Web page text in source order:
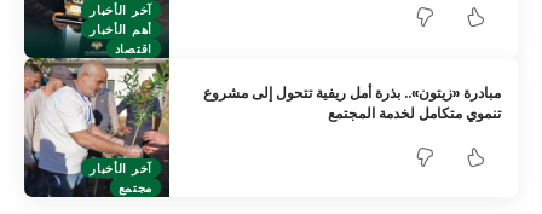
آخر الأخبار
أهم الأخبار
اقتصاد
آخر الأخبار
مجتمع
مبادرة «زيتون».. بذرة أمل ريفية تتحول إلى مشروع
تنموي متكامل لخدمة المجتمع